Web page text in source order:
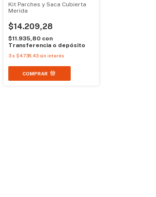
Kit Parches y Saca Cubierta
Merida
$14.209,28
$11.935,80 con
Transferencia o depósito
3x $4.736,43 sin interés